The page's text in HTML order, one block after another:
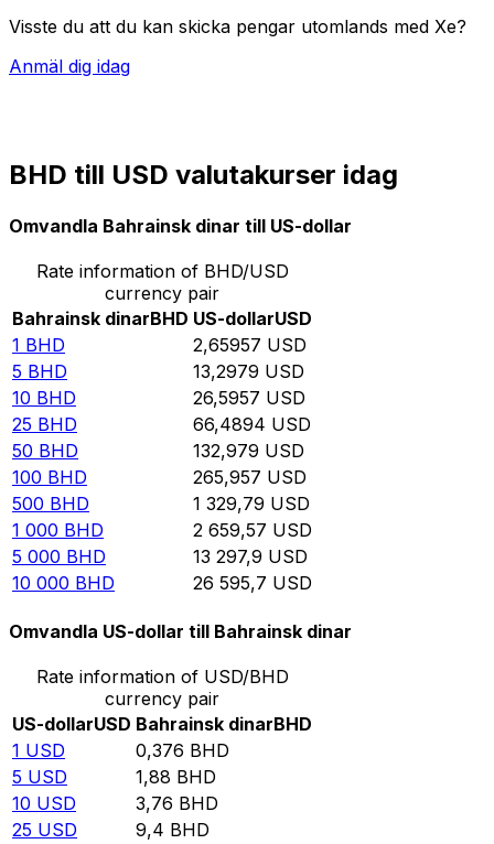
Visste du att du kan skicka pengar utomlands med Xe?
Anmäl dig idag
BHD till USD valutakurser idag
Omvandla Bahrainsk dinar till US-dollar
Rate information of BHD/USD
currency pair
Bahrainsk dinarBHD US-dollarUSD
1 BHD 2,65957 USD
5 BHD 13,2979 USD
10 BHD 26,5957 USD
25 BHD 66,4894 USD
50 BHD 132,979 USD
100 BHD 265,957 USD
500 BHD 1 329,79 USD
1 000 BHD 2 659,57 USD
5 000 BHD 13 297,9 USD
10 000 BHD 26 595,7 USD
Omvandla US-dollar till Bahrainsk dinar
Rate information of USD/BHD
currency pair
US-dollarUSD Bahrainsk dinarBHD
1 USD 0,376 BHD
5 USD 1,88 BHD
10 USD 3,76 BHD
25 USD 9,4 BHD